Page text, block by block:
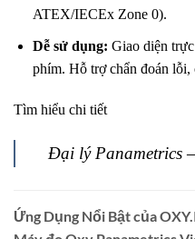
ATEX/IECEx Zone 0).
Dễ sử dụng: Giao diện
phím. Hỗ trợ chẩn đoán lỗi,
Tìm hiểu chi tiết
Đại lý Panametrics
Ứng Dụng Nổi Bật của